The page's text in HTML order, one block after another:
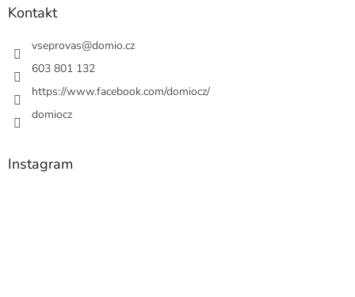
Kontakt
vseprovas@domio.cz
603 801 132
https://www.facebook.com/domiocz/
domiocz
Instagram